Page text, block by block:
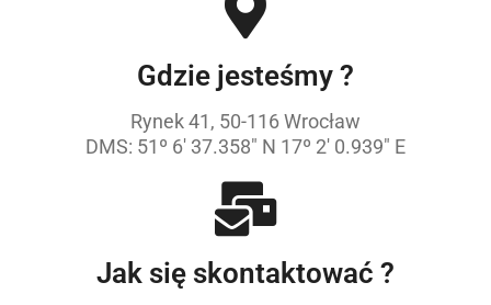
Gdzie jesteśmy ?
Rynek 41, 50-116 Wrocław
DMS: 51º 6' 37.358" N 17º 2' 0.939" E
Jak się skontaktować ?